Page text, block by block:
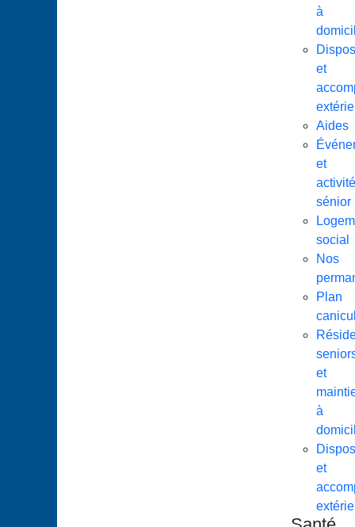
à
et
Aides
et
sénior
social
Nos
Plan
et
à
et